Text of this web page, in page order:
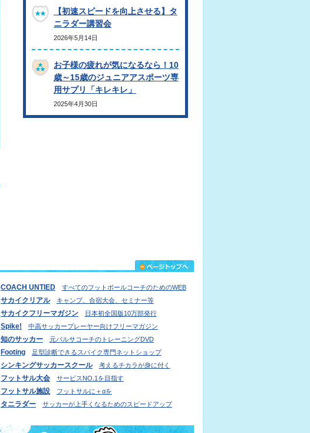
【初速スピードを向上させる】タ
ニラダー講習会
2026年5月14日
お子様の疲れが気になるなら！10
歳～15歳のジュニアアスポーツ専
用サプリ「キレキレ」
2025年4月30日
COACH UNTIED すべてのフットボールコーチのためのWEB
サカイクリアル キャンプ、合宿大会、セミナー等
サカイクフリーマガジン 日本初全国版10万部発行
Spike! 中高サッカープレーヤー向けフリーマガジン
知のサッカー 元バルサコーチのトレーニングDVD
Footing 足型診断できるスパイク専門ネットショップ
シンキングサッカースクール 考えるチカラが身に付く
フットサル大会 サービスNO.1を目指す
フットサル施設 フットサルに＋αを
タニラダー サッカーが上手くなるためのスピードアップ